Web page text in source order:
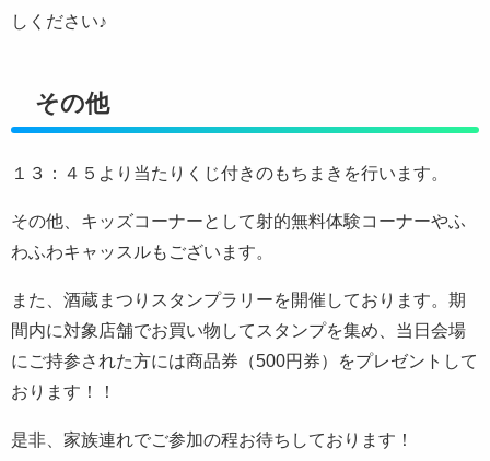
しください♪
その他
１３：４５より当たりくじ付きのもちまきを行います。
その他、キッズコーナーとして射的無料体験コーナーやふ
わふわキャッスルもございます。
また、酒蔵まつりスタンプラリーを開催しております。期
間内に対象店舗でお買い物してスタンプを集め、当日会場
にご持参された方には商品券（500円券）をプレゼントして
おります！！
是非、家族連れでご参加の程お待ちしております！